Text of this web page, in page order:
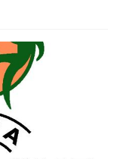
Бо Абильдгор (Дания).
Ткаченко, Егише